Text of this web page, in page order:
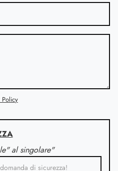
Policy
al singolare"